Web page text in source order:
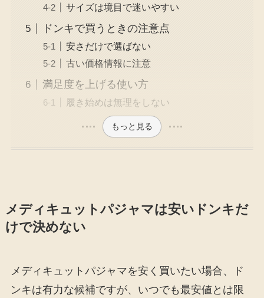
サイズは境目で迷いやすい
ドンキで買うときの注意点
安さだけで選ばない
古い価格情報に注意
満足度を上げる使い方
履き始めは無理をしない
もっと見る
メディキュットパジャマは安いドンキだ
けで決めない
メディキュットパジャマを安く買いたい場合、ド
ンキは有力な候補ですが、いつでも最安値とは限